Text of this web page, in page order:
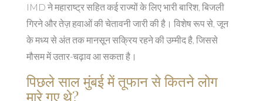
IMD ने महाराष्ट्र सहित कई राज्यों के लिए भारी बारिश, बिजली
गिरने और तेज़ हवाओं की चेतावनी जारी की है। विशेष रूप से, जून
के मध्य से अंत तक मानसून सक्रिय रहने की उम्मीद है, जिससे
मौसम में उतार-चढ़ाव आ सकता है।
पिछले साल मुंबई में तूफान से कितने लोग
मारे गए थे?